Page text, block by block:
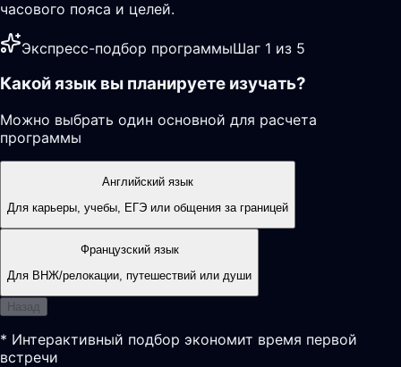
часового пояса и целей.
Экспресс-подбор программыШаг 1 из 5
Какой язык вы планируете изучать?
Можно выбрать один основной для расчета
программы
Английский язык
Для карьеры, учебы, ЕГЭ или общения за границей
Французский язык
Для ВНЖ/релокации, путешествий или души
Назад
* Интерактивный подбор экономит время первой
встречи